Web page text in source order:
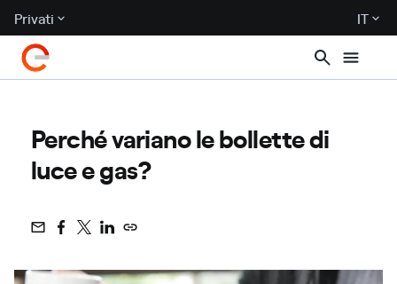
Privati IT
Perché variano le bollette di
luce e gas?